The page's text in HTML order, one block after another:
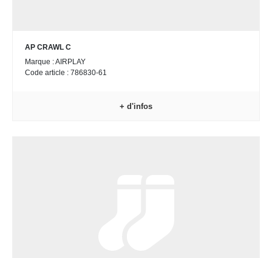
AP CRAWL C
Marque : AIRPLAY
Code article : 786830-61
+ d'infos